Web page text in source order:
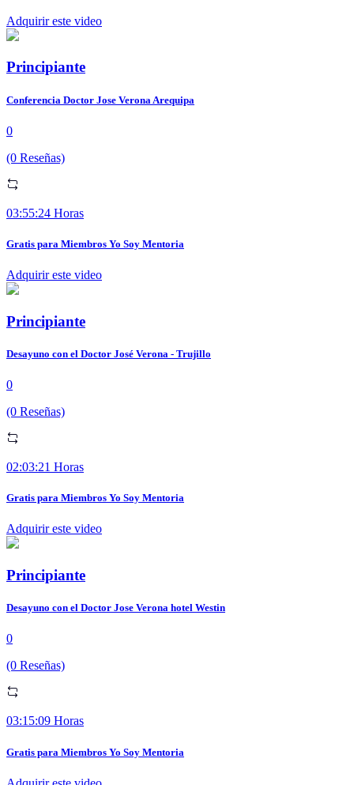
Adquirir este video
Principiante
Conferencia Doctor Jose Verona Arequipa
0
(0 Reseñas)
03:55:24 Horas
Gratis para Miembros Yo Soy Mentoria
Adquirir este video
Principiante
Desayuno con el Doctor José Verona - Trujillo
0
(0 Reseñas)
02:03:21 Horas
Gratis para Miembros Yo Soy Mentoria
Adquirir este video
Principiante
Desayuno con el Doctor Jose Verona hotel Westin
0
(0 Reseñas)
03:15:09 Horas
Gratis para Miembros Yo Soy Mentoria